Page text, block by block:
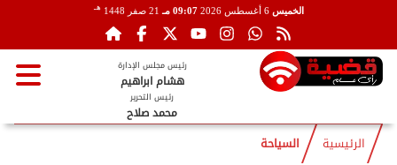
الخميس 6 أغسطس 2026 09:07 مـ 21 صفر 1448 هـ
رئيس مجلس الإدارة
هشام ابراهيم
رئيس التحرير
محمد صلاح
الرئيسية السياحة